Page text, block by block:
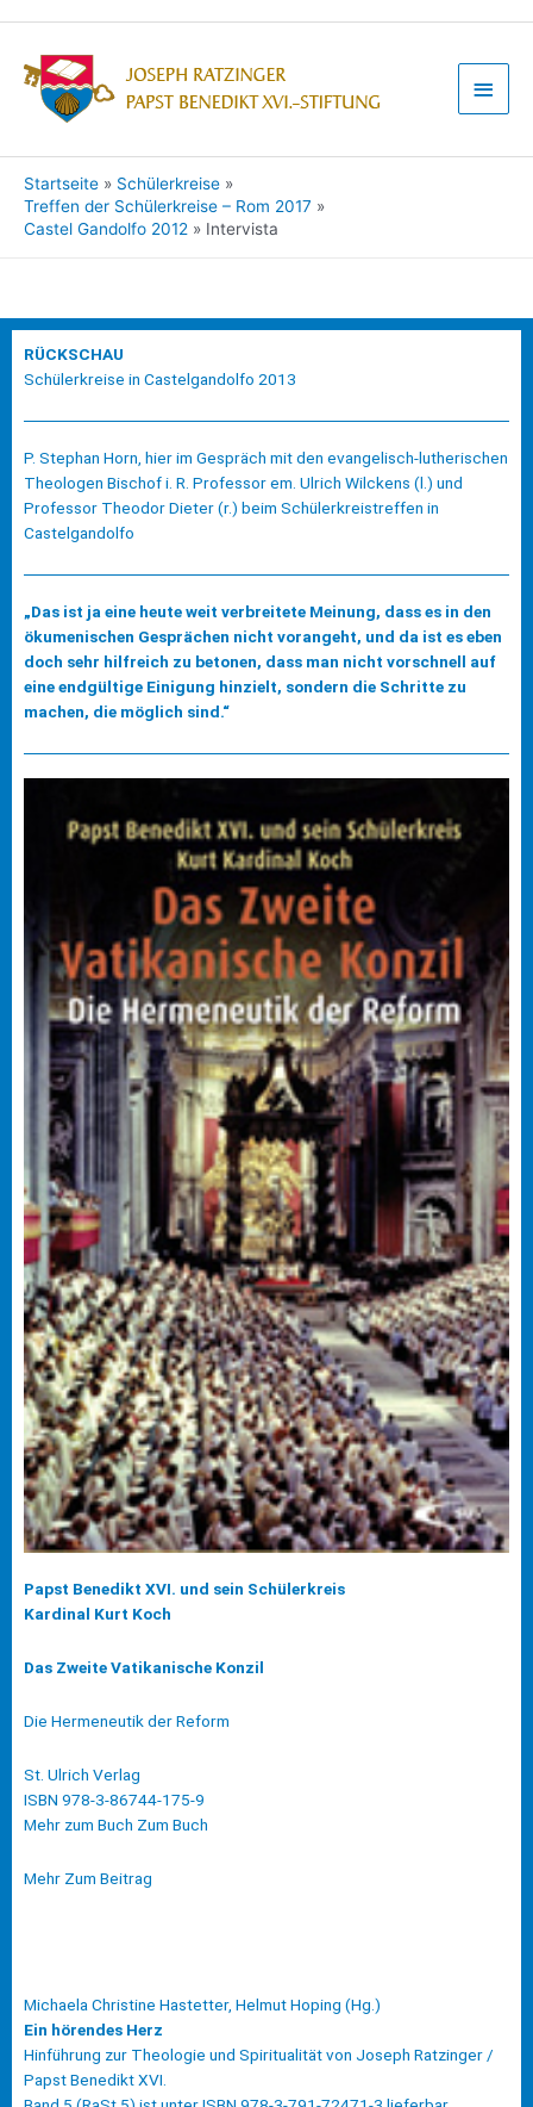
Startseite
Schülerkreise
Treffen der Schülerkreise – Rom 2017
Castel Gandolfo 2012
Intervista
RÜCKSCHAU
Schülerkreise in Castelgandolfo 2013
P. Stephan Horn, hier im Gespräch mit den evangelisch-lutherischen
Theologen Bischof i. R. Professor em. Ulrich Wilckens (l.) und
Professor Theodor Dieter (r.) beim Schülerkreistreffen in
Castelgandolfo
„Das ist ja eine heute weit verbreitete Meinung, dass es in den
ökumenischen Gesprächen nicht vorangeht, und da ist es eben
doch sehr hilfreich zu betonen, dass man nicht vorschnell auf
eine endgültige Einigung hinzielt, sondern die Schritte zu
machen, die möglich sind.“
Papst Benedikt XVI. und sein Schülerkreis
Kardinal Kurt Koch
Das Zweite Vatikanische Konzil
Die Hermeneutik der Reform
St. Ulrich Verlag
ISBN 978-3-86744-175-9
Mehr zum Buch Zum Buch
Mehr Zum Beitrag
Michaela Christine Hastetter, Helmut Hoping (Hg.)
Ein hörendes Herz
Hinführung zur Theologie und Spiritualität von Joseph Ratzinger /
Papst Benedikt XVI.